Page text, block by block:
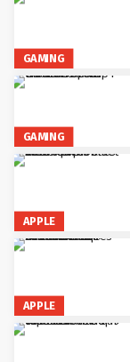
GAMING
GAMING
APPLE
APPLE